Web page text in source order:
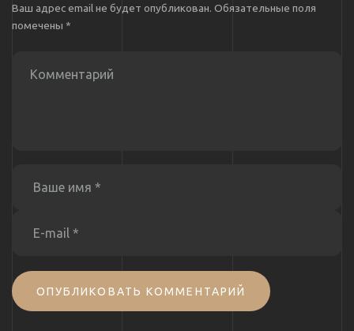
Ваш адрес email не будет опубликован. Обязательные поля
помечены *
ОПУБЛИКОВАТЬ КОММЕНТАРИЙ